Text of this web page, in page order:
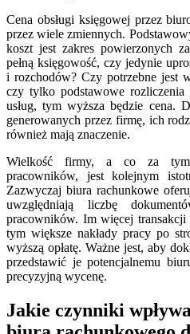
Cena obsługi księgowej przez
przez wiele zmiennych.
koszt jest zakres powierzonych
pełną księgowość, czy jedynie
i rozchodów? Czy potrzebne jest
czy tylko podstawowe rozliczenia
usług, tym wyższa będzie cena.
generowanych przez firmę, ich
również mają znaczenie.
Wielkość firmy, a co za tym
pracowników, jest kolejnym
Zazwyczaj biura rachunkowe
uwzględniają liczbę
pracowników. Im więcej
tym większe nakłady pracy po
wyższą opłatę. Ważne jest, aby
przedstawić je potencjalnemu
precyzyjną wycenę.
Jakie czynniki